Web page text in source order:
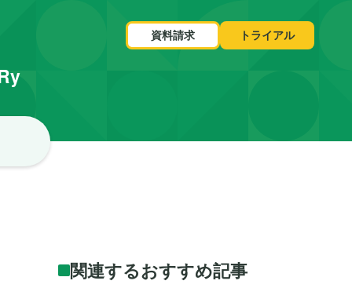
資料請求 トライアル
関連するおすすめ記事